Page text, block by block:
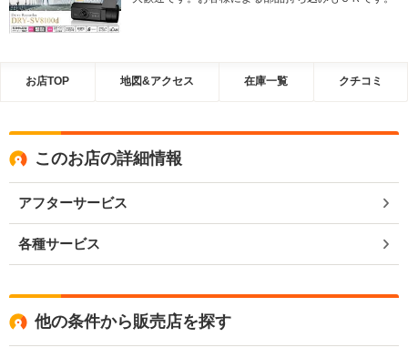
お店TOP 地図&アクセス 在庫一覧 クチコミ
このお店の詳細情報
アフターサービス
各種サービス
他の条件から販売店を探す